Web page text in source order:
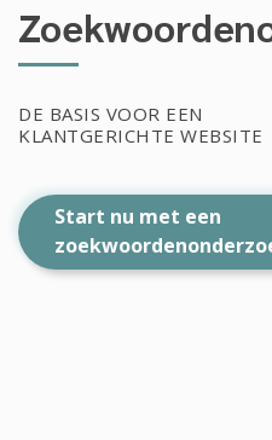
DE BASIS VOOR EEN
KLANTGERICHTE WEBSITE
Start nu met een